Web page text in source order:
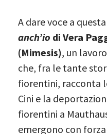
A dare voce a
anch’io di Vera
(Mimesis), un
che, fra le tante
fiorentini, racconta
Cini e la
fiorentini a
emergono con